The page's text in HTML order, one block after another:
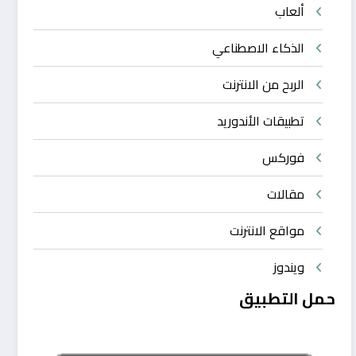
ألعاب
الذكاء الاصطناعي
الربح من الانترنت
تطبيقات الأندوريد
فوركس
مقالات
مواقع الانترنت
ويندوز
حمل التطبيق